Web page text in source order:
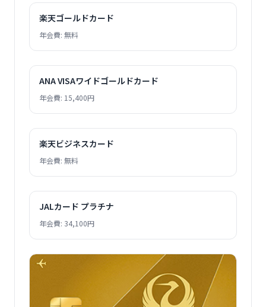
楽天ゴールドカード
年会費: 無料
ANA VISAワイドゴールドカード
年会費: 15,400円
楽天ビジネスカード
年会費: 無料
JALカード プラチナ
年会費: 34,100円